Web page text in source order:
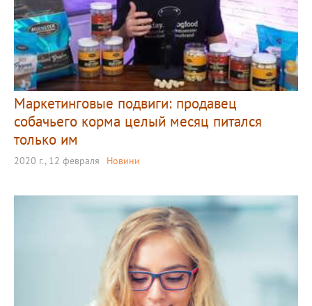
Маркетинговые подвиги: продавец
собачьего корма целый месяц питался
только им
2020 г., 12 февраля Новини